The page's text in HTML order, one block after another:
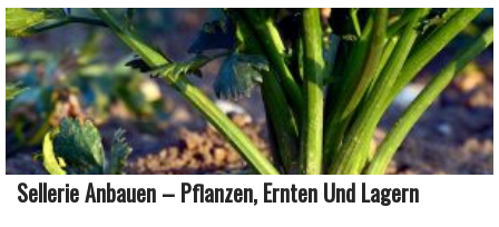
Sellerie Anbauen – Pflanzen, Ernten Und Lagern